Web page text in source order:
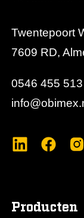
Twentepoort
7609 RD,
0546 455 513
Producten